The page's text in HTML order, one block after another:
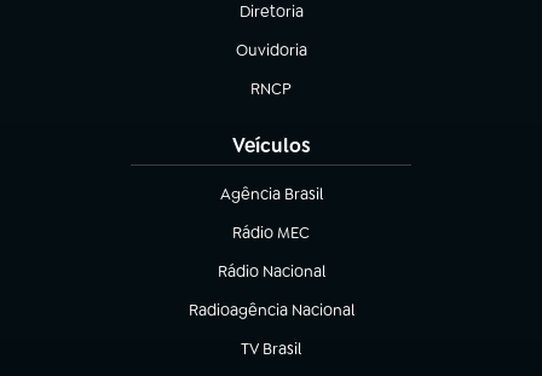
Diretoria
(abre em nova aba)
Ouvidoria
(abre em nova aba)
RNCP
(abre em nova aba)
Veículos
Agência Brasil
(abre em nova aba)
Rádio MEC
(abre em nova aba)
Rádio Nacional
Radioagência Nacional
(abre em nova aba)
TV Brasil
(abre em nova aba)